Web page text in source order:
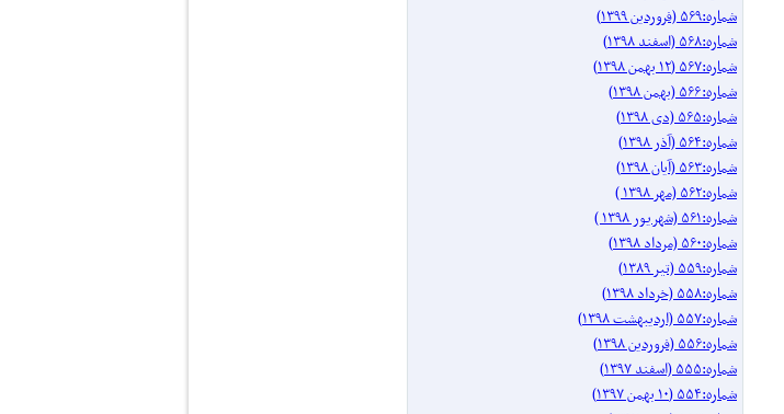
شماره:۵۶۹ (فروردین ۱۳۹۹)
شماره:۵۶۸ (اسفند ۱۳۹۸)
شماره:۵۶۷ (۱۲ بهمن ۱۳۹۸)
شماره:۵۶۶ (بهمن ۱۳۹۸)
شماره:۵۶۵ (دی ۱۳۹۸)
شماره:۵۶۴ (آذر ۱۳۹۸)
شماره:۵۶۳ (آیان ۱۳۹۸)
شماره:۵۶۲ (مهر ۱۳۹۸ )
شماره:۵۶۱ (شهریور ۱۳۹۸ )
شماره:۵۶۰ (مرداد ۱۳۹۸)
شماره:۵۵۹ (تیر ۱۳۸۹)
شماره:۵۵۸ (خرداد ۱۳۹۸)
شماره:۵۵۷ (اردیبهشت ۱۳۹۸)
شماره:۵۵۶ (فروردین ۱۳۹۸)
شماره:۵۵۵ (اسفند ۱۳۹۷)
شماره:۵۵۴ (۱۰ بهمن ۱۳۹۷)